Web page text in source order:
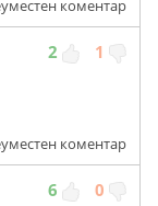
коментар
2 1
коментар
6 0